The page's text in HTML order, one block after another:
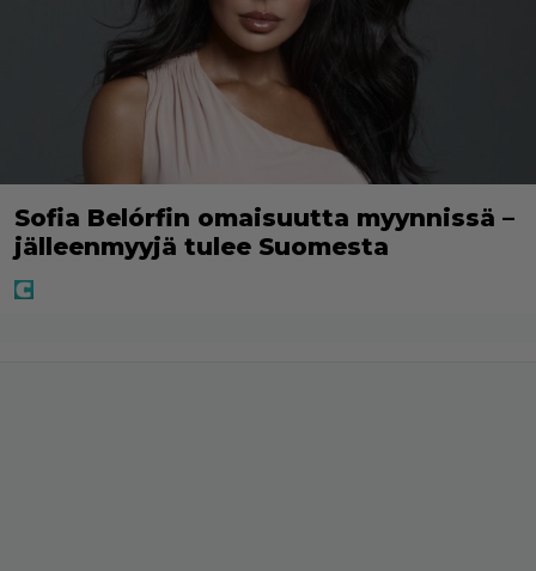
Sofia Belórfin omaisuutta myynnissä –
jälleenmyyjä tulee Suomesta